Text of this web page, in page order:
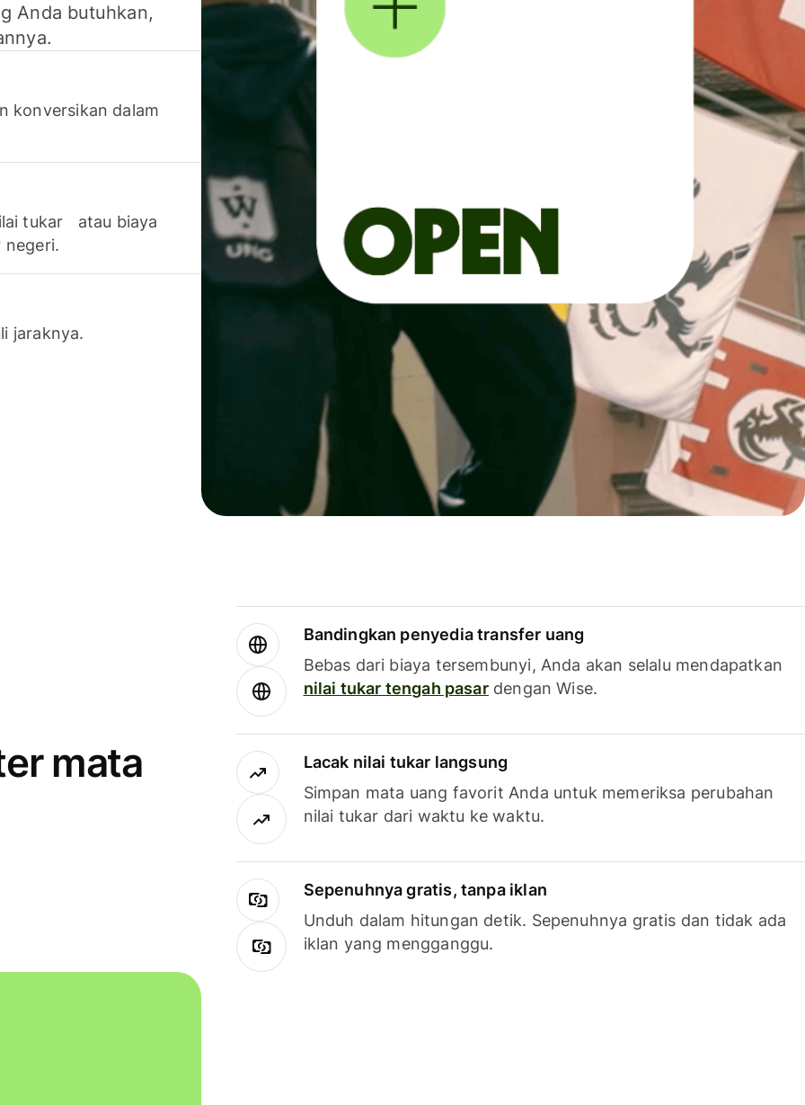
Anda butuhkan,
konversikan dalam
tukar atau biaya
negeri.
jaraknya.
mata
Bandingkan penyedia transfer uang
Bebas dari biaya tersembunyi, Anda akan selalu mendapatkan
nilai tukar tengah pasardengan Wise.
Lacak nilai tukar langsung
Simpan mata uang favorit Anda untuk memeriksa perubahan
nilai tukar dari waktu ke waktu.
Sepenuhnya gratis, tanpa iklan
Unduh dalam hitungan detik. Sepenuhnya gratis dan tidak ada
iklan yang mengganggu.